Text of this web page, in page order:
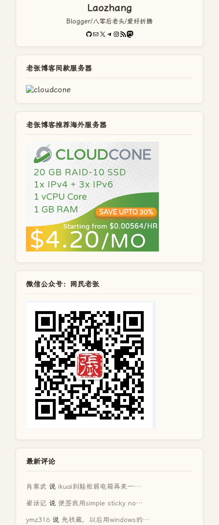
Laozhang
Blogger/八零后老头/爱好折腾
GitHub
电子邮件X Telegram
Instagram
RSS FeedMastodon
老张博客同款服务器
老张博客推荐海外服务器
微信公众号：网民老张
最新评论
肖寒武 说 ikuai到鞋柜弱电箱再来一…
崔话记 说 便签我用simple sticky no…
ymz316 说 先收藏，以后用windows的…